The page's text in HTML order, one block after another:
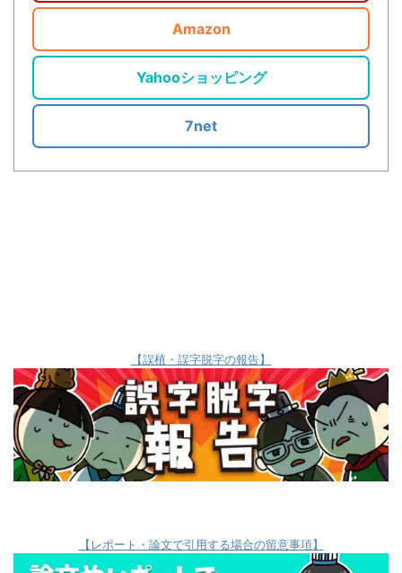
Amazon
Yahooショッピング
7net
【誤植・誤字脱字の報告】
【レポート・論文で引用する場合の留意事項】